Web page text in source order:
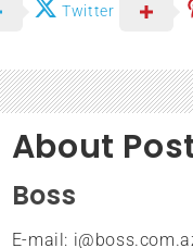
Twitter
About
Boss
E-mail: